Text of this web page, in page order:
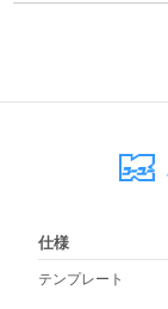
仕様
テンプレート